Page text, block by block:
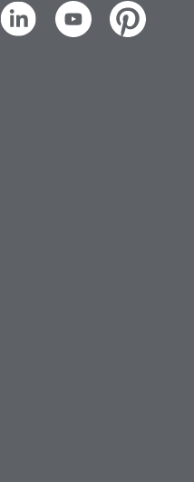
LinkedinYoutubePinterest